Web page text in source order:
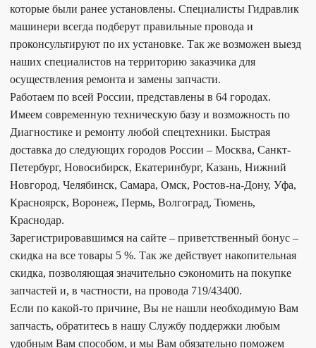
которые были ранее установлены. Специалисты Гидравлик
машинери всегда подберут правильные провода и
проконсультируют по их установке. Так же возможен выезд
наших специалистов на территорию заказчика для
осуществления ремонта и замены запчасти.
Работаем по всей России, представлены в 64 городах.
Имеем современную техническую базу и возможность по
Диагностике и ремонту любой спецтехники. Быстрая
доставка до следующих городов России – Москва, Санкт-
Петербург, Новосибирск, Екатеринбург, Казань, Нижний
Новгород, Челябинск, Самара, Омск, Ростов-на-Дону, Уфа,
Красноярск, Воронеж, Пермь, Волгоград, Тюмень,
Краснодар.
Зарегистрировавшимся на сайте – приветственный бонус –
скидка на все товары 5 %. Так же действует накопительная
скидка, позволяющая значительно сэкономить на покупке
запчастей и, в частности, на провода 719/43400.
Если по какой-то причине, Вы не нашли необходимую Вам
запчасть, обратитесь в нашу Службу поддержки любым
удобным Вам способом, и мы Вам обязательно поможем